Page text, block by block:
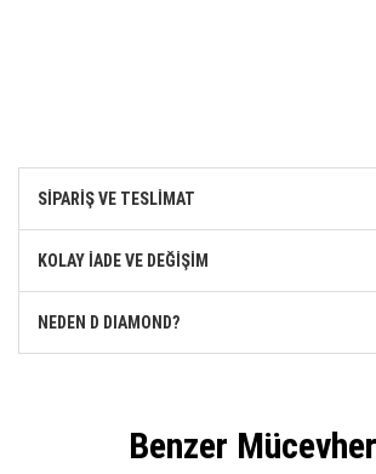
SİPARİŞ VE TESLİMAT
KOLAY İADE VE DEĞİŞİM
NEDEN D DIAMOND?
Benzer